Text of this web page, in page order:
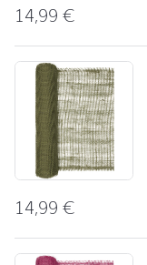
14,99€
14,99€